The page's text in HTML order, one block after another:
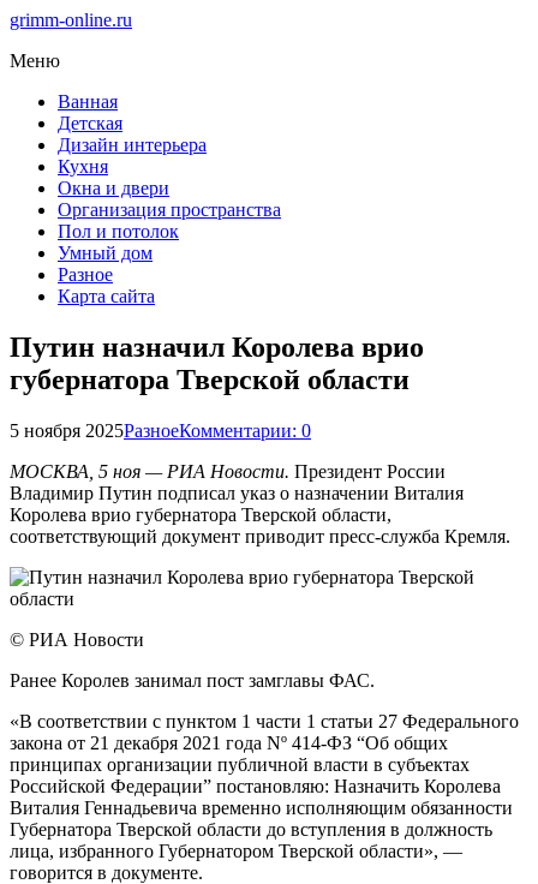
grimm-online.ru
Меню
Ванная
Детская
Дизайн интерьера
Кухня
Окна и двери
Организация пространства
Пол и потолок
Умный дом
Разное
Карта сайта
Путин назначил Королева врио
губернатора Тверской области
5 ноября 2025РазноеКомментарии: 0
МОСКВА, 5 ноя — РИА Новости. Президент России
Владимир Путин подписал указ о назначении Виталия
Королева врио губернатора Тверской области,
соответствующий документ приводит пресс-служба Кремля.
© РИА Новости
Ранее Королев занимал пост замглавы ФАС.
«В соответствии с пунктом 1 части 1 статьи 27 Федерального
закона от 21 декабря 2021 года Nº 414-ФЗ “Об общих
принципах организации публичной власти в субъектах
Российской Федерации” постановляю: Назначить Королева
Виталия Геннадьевича временно исполняющим обязанности
Губернатора Тверской области до вступления в должность
лица, избранного Губернатором Тверской области», —
говорится в документе.